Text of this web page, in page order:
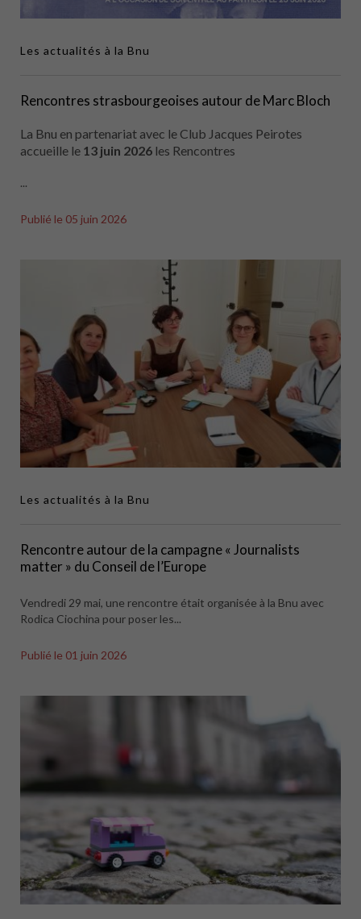
Les actualités à la Bnu
Rencontres strasbourgeoises autour de Marc Bloch
La Bnu en partenariat avec le Club Jacques Peirotes
accueille le 13 juin 2026 les Rencontres
...
Publié le 05 juin 2026
Les actualités à la Bnu
Rencontre autour de la campagne « Journalists
matter » du Conseil de l’Europe
Vendredi 29 mai, une rencontre était organisée à la Bnu avec
Rodica Ciochina pour poser les...
Publié le 01 juin 2026